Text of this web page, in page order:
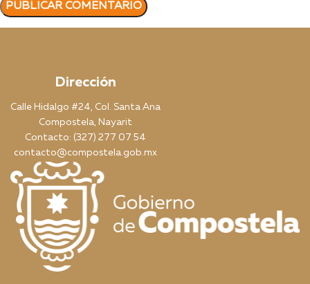
Dirección
Calle Hidalgo #24, Col. Santa Ana
Compostela, Nayarit
Contacto: (327) 277 07 54
contacto@compostela.gob.mx